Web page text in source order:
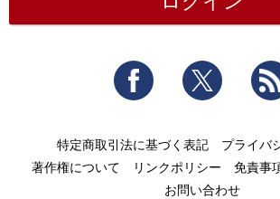
Facebook Twitter
特定商取引法に基づく表記
プライバ
著作権について
リンクポリシー 免責事
お問い合わせ